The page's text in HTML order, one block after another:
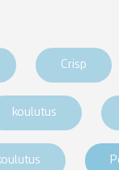
Crisp
koulutus